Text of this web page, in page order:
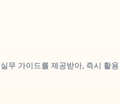
무 가이드를 제공받아, 즉시 활용